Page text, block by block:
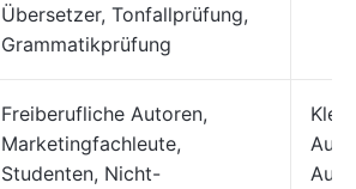
Übersetzer, Tonfallprüfung,
Grammatikprüfung
Freiberufliche Autoren,
Marketingfachleute,
Studenten, Nicht-